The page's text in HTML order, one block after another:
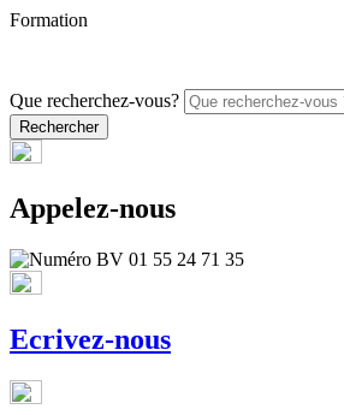
Formation
Que recherchez-vous?
Appelez-nous
Ecrivez-nous